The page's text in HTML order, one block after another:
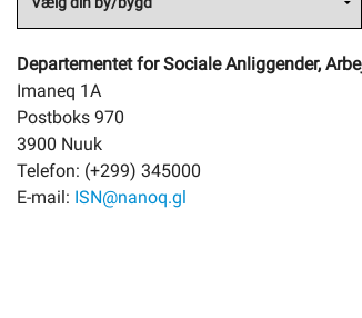
Departementet for Sociale Anliggender,
Imaneq 1A
Postboks 970
3900 Nuuk
Telefon: (+299) 345000
E-mail: ISN@nanoq.gl